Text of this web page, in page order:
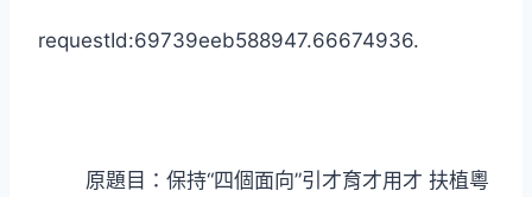
requestId:69739eeb588947.66674936.
原題目：保持“四個面向”引才育才用才 扶植粵